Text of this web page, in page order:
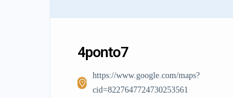
4ponto7
https://www.google.com/maps?
cid=8227647724730253561